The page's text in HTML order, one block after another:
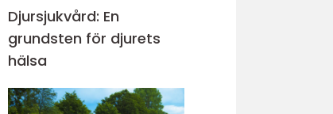
Djursjukvård: En
grundsten för djurets
hälsa